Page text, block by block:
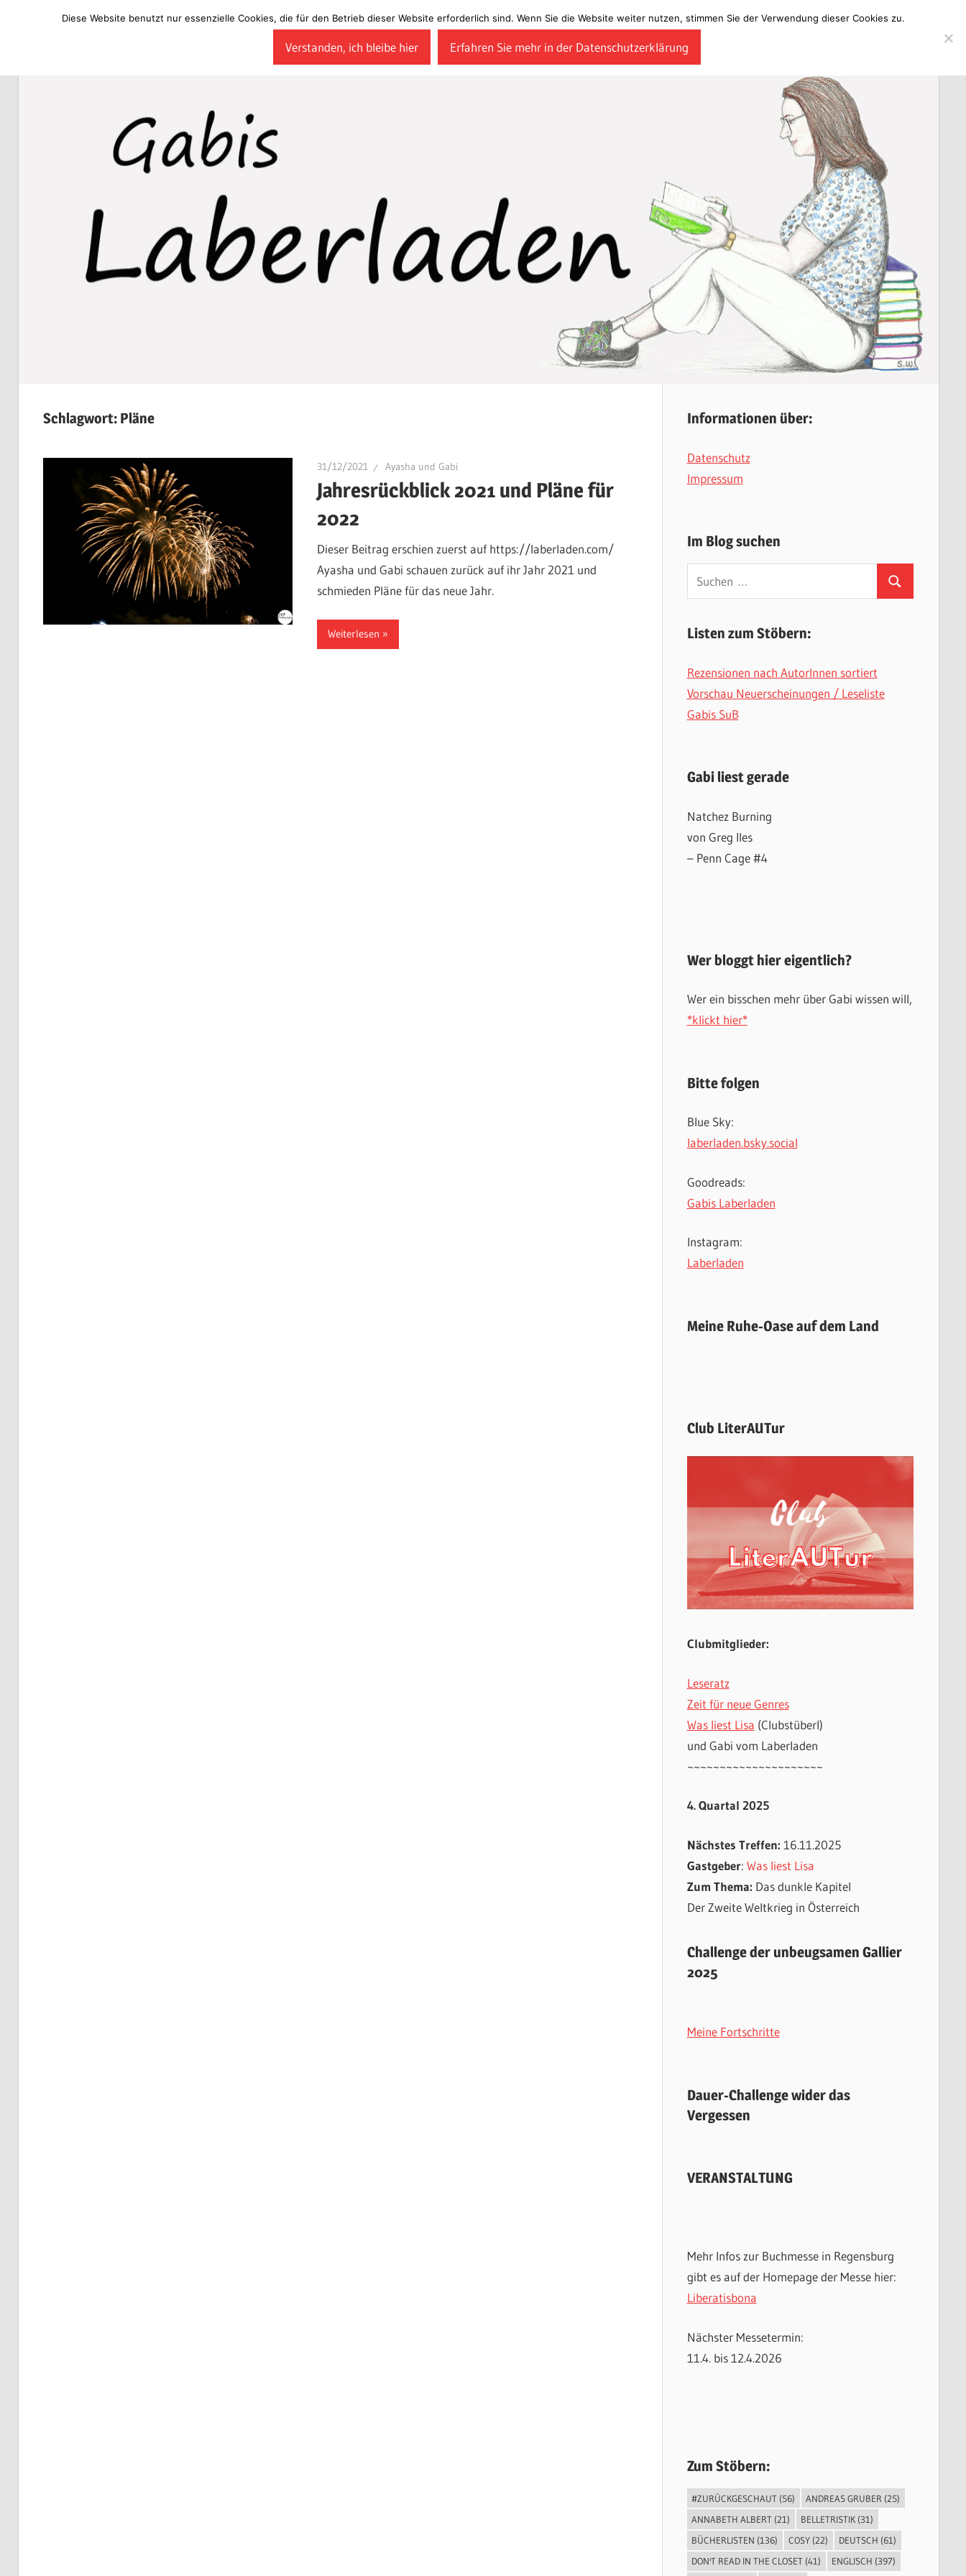
Schlagwort: Pläne
31/12/2021 Ayasha und Gabi
Jahresrückblick 2021 und Pläne für
2022
Dieser Beitrag erschien zuerst auf https://laberladen.com/
Ayasha und Gabi schauen zurück auf ihr Jahr 2021 und
schmieden Pläne für das neue Jahr.
Weiterlesen
Informationen über:
Datenschutz
Impressum
Im Blog suchen
Suchen
nach:
Suchen
Listen zum Stöbern:
Rezensionen nach AutorInnen sortiert
Vorschau Neuerscheinungen / Leseliste
Gabis SuB
Gabi liest gerade
Natchez Burning
von Greg Iles
– Penn Cage #4
Wer bloggt hier eigentlich?
Wer ein bisschen mehr über Gabi wissen will,
*klickt hier*
Bitte folgen
Blue Sky:
laberladen.bsky.social
Goodreads:
Gabis Laberladen
Instagram:
Laberladen
Meine Ruhe-Oase auf dem Land
Club LiterAUTur
Clubmitglieder:
Leseratz
Zeit für neue Genres
Was liest Lisa (Clubstüberl)
und Gabi vom Laberladen
~~~~~~~~~~~~~~~~~~~~~
4. Quartal 2025
Nächstes Treffen: 16.11.2025
Gastgeber: Was liest Lisa
Zum Thema: Das dunkle Kapitel
Der Zweite Weltkrieg in Österreich
Challenge der unbeugsamen Gallier
2025
Meine Fortschritte
Dauer-Challenge wider das
Vergessen
VERANSTALTUNG
Mehr Infos zur Buchmesse in Regensburg
gibt es auf der Homepage der Messe hier:
Liberatisbona
Nächster Messetermin:
11.4. bis 12.4.2026
Zum Stöbern:
#ZURÜCKGESCHAUT (56) ANDREAS GRUBER (25)
ANNABETH ALBERT (21) BELLETRISTIK (31)
BÜCHERLISTEN (136) COSY (22) DEUTSCH (61)
DON'T READ IN THE CLOSET (41) ENGLISCH (397)
Diese Website benutzt nur essenzielle Cookies, die für den Betrieb dieser Website erforderlich sind. Wenn Sie die Website weiter nutzen, stimmen Sie der Verwendung dieser Cookies zu.
Verstanden, ich bleibe hier Erfahren Sie mehr in der Datenschutzerklärung